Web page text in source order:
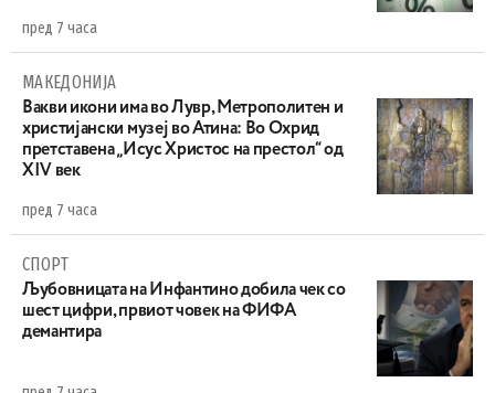
пред 7 часа
МАКЕДОНИЈА
Вакви икони има во Лувр, Метрополитен и
христијански музеј во Атина: Во Охрид
претставена „Исус Христос на престол“ од
XIV век
пред 7 часа
СПОРТ
Љубовницата на Инфантино добила чек со
шест цифри, првиот човек на ФИФА
демантира